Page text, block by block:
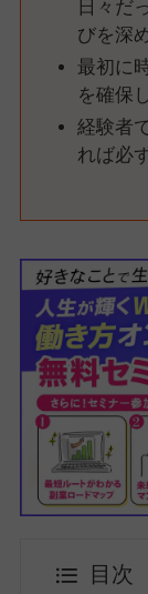
日々だ
びを深
最初に
を確保
経験者
れば必
目次